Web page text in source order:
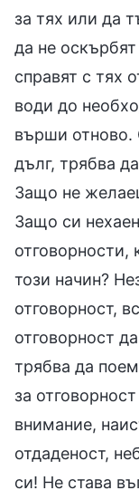
за тях или да
да не
справят с тях
води до
върши отново.
дълг, трябва
Защо не
Защо си
отговорности,
този начин?
отговорност,
отговорност
трябва да
за
внимание,
отдаденост,
си! Не става